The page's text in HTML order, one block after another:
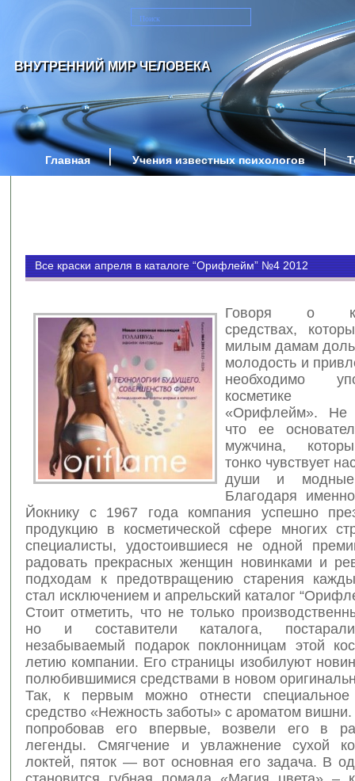
ВНУТРЕННИЙ МИР ЧЕЛОВЕКА
Главная Учения известных психологов
Все краски апреля в каталоге “Орифлейм” №4 2012
Говоря о
средствах,
милым дамам
молодость и
необходимо
косметике
«Орифлейм». Не
что ее
мужчина,
тонко чувствует
души и модные
Благодаря
Йокнику с 1967 года компания успешно
продукцию в косметической сфере многих
специалисты, удостоившиеся не одной
радовать прекрасных женщин новинками и
подходам к предотвращению старения
стал исключением и апрельский каталог
Стоит отметить, что не только
но и составители каталога,
незабываемый подарок поклонницам этой
летию компании. Его страницы изобилуют
полюбившимися средствами в новом
Так, к первым можно отнести
средство «Нежность заботы» с ароматом
попробовав его впервые, возвели его в
легенды. Смягчение и увлажнение сухой
локтей, пяток — вот основная его задача. В